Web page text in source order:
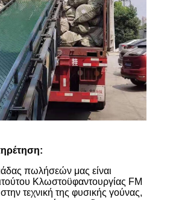
πωλήσεών μας είναι
Κλωστοϋφαντουργίας FM
τεχνική της φυσικής γούνας,